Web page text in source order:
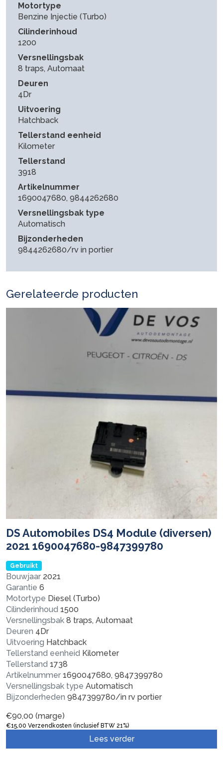
Motortype
Benzine Injectie (Turbo)
Cilinderinhoud
1200
Versnellingsbak
8 traps, Automaat
Deuren
4Dr
Uitvoering
Hatchback
Tellerstand eenheid
Kilometer
Tellerstand
3918
Artikelnummer
1690047680, 9844262680
Versnellingsbak type
Automatisch
Bijzonderheden
9844262680/rv in portier
Gerelateerde producten
DS Automobiles DS4 Module (diversen)
2021 1690047680-9847399780
Gebruikt
Bouwjaar 2021
Garantie 6
Motortype Diesel (Turbo)
Cilinderinhoud 1500
Versnellingsbak 8 traps, Automaat
Deuren 4Dr
Uitvoering Hatchback
Tellerstand eenheid Kilometer
Tellerstand 1738
Artikelnummer 1690047680, 9847399780
Versnellingsbak type Automatisch
Bijzonderheden 9847399780/in rv portier
€90,00 (marge)
€15,00 Verzendkosten (inclusief BTW 21%)
Lees verder